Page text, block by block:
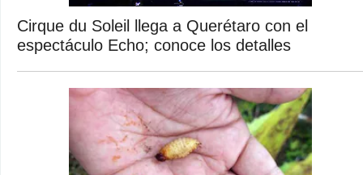
Cirque du Soleil llega a Querétaro con el
espectáculo Echo; conoce los detalles